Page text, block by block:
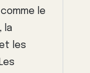
le
la
les